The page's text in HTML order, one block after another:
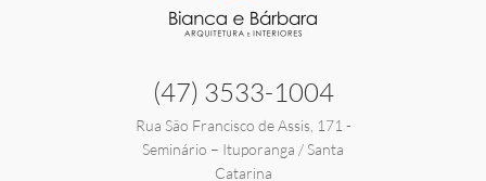
(47) 3533-1004
Rua São Francisco de Assis, 171 -
Seminário – Ituporanga / Santa
Catarina